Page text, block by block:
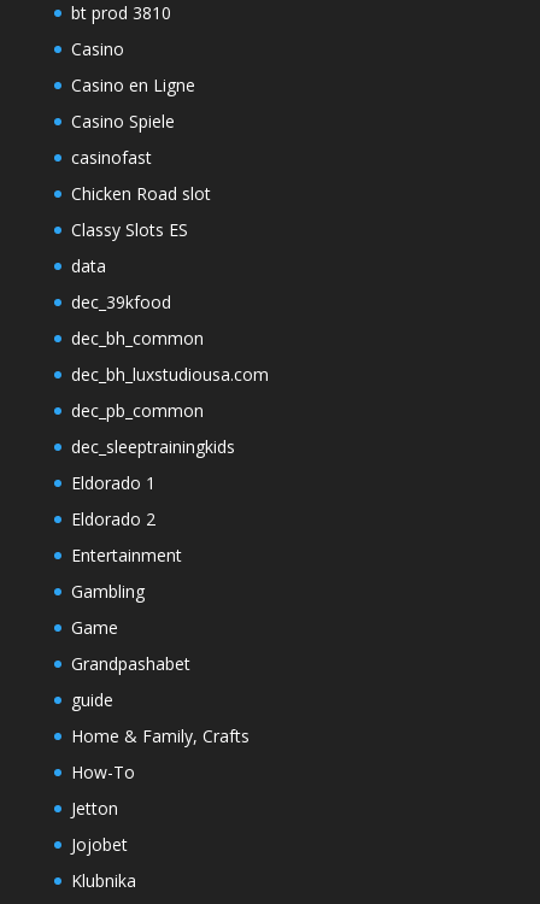
bt prod 3810
Casino
Casino en Ligne
Casino Spiele
casinofast
Chicken Road slot
Classy Slots ES
data
dec_39kfood
dec_bh_common
dec_bh_luxstudiousa.com
dec_pb_common
dec_sleeptrainingkids
Eldorado 1
Eldorado 2
Entertainment
Gambling
Game
Grandpashabet
guide
Home & Family, Crafts
How-To
Jetton
Jojobet
Klubnika